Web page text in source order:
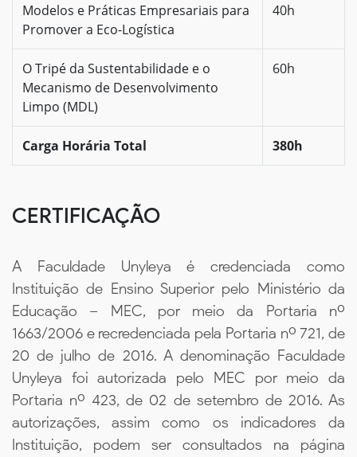
Modelos e Práticas Empresariais para
Promover a Eco-Logística
40h
O Tripé da Sustentabilidade e o
Mecanismo de Desenvolvimento
Limpo (MDL)
60h
Carga Horária Total 380h
CERTIFICAÇÃO
A Faculdade Unyleya é credenciada como
Instituição de Ensino Superior pelo Ministério da
Educação – MEC, por meio da Portaria nº
1663/2006 e recredenciada pela Portaria nº 721, de
20 de julho de 2016. A denominação Faculdade
Unyleya foi autorizada pelo MEC por meio da
Portaria nº 423, de 02 de setembro de 2016. As
autorizações, assim como os indicadores da
Instituição, podem ser consultados na página